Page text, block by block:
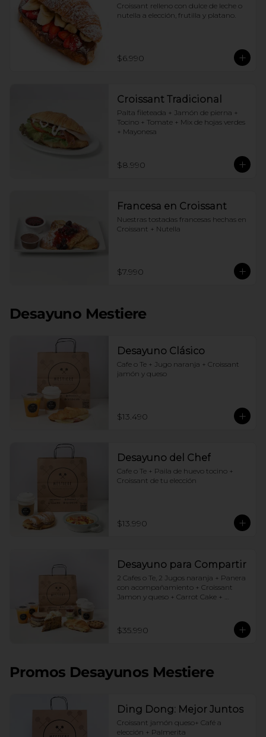
Croissant relleno con dulce de leche o
nutella a elección, frutilla y platano.
$6.990
Croissant Tradicional
Palta fileteada + Jamón de pierna +
Tocino + Tomate + Mix de hojas verdes
+ Mayonesa
$8.990
Francesa en Croissant
Nuestras tostadas francesas hechas en
Croissant + Nutella
$7.990
Desayuno Mestiere
Desayuno Clásico
Cafe o Te + Jugo naranja + Croissant
jamón y queso
$13.490
Desayuno del Chef
Cafe o Te + Paila de huevo tocino +
Croissant de tu elección
$13.990
Desayuno para Compartir
2 Cafes o Te, 2 Jugos naranja + Panera
con acompañamiento + Croissant
Jamon y queso + Carrot Cake +
$35.990
Promos Desayunos Mestiere
Ding Dong: Mejor Juntos
Croissant jamón queso+ Café a
elección + Palmerita